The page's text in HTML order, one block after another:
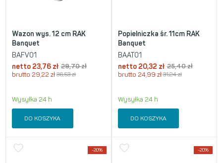
Wazon wys. 12 cm RAK
Banquet
BAFV01
netto 23,76 zł 29,70zł
brutto 29,22 zł 36,53zł
Wysyłka 24 h
DO KOSZYKA
Popielniczka śr. 11cm RAK
Banquet
BAAT01
netto 20,32 zł 25,40zł
brutto 24,99 zł 31,24zł
Wysyłka 24 h
DO KOSZYKA
-20% -20%